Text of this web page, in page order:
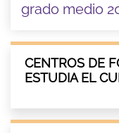
grado medio
CENTROS DE
ESTUDIA EL